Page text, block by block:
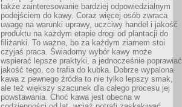
także zainteresowanie bardziej odpowiedzialnym
podejściem do kawy. Coraz więcej osób zwraca
uwagę na warunki uprawy, uczciwy handel i jakość
produktu na każdym etapie drogi od plantacji do
filiżanki. To ważne, bo za każdym ziarnem stoi
czyjaś praca. Świadomy wybór kawy może
wspierać lepsze praktyki, a jednocześnie poprawiać
jakość tego, co trafia do kubka. Dobrze wypalona
kawa z pewnego źródła to nie tylko lepszy smak,
ale też większy szacunek dla całego procesu jej
powstawania. Choć kawa jest obecna w